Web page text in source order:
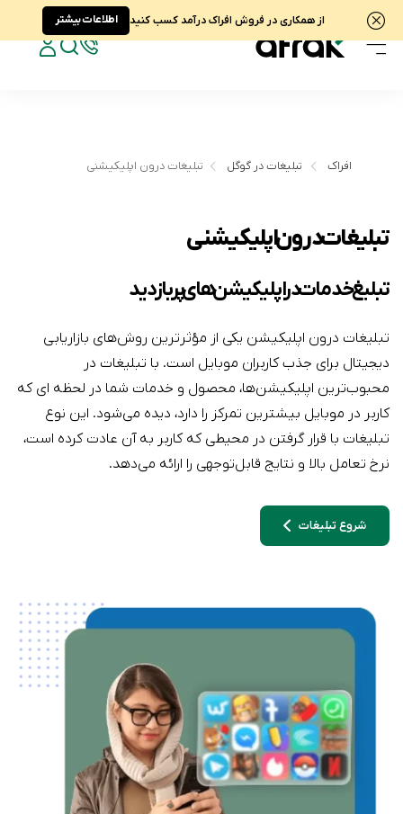
از همکاری در فروش افراک درآمد کسب کنید اطلاعات بیشتر
افراک تبلیغات در گوگل تبلیغات درون اپلیکیشنی
تبلیغات درون اپلیکیشنی
تبلیغ خدمات در اپلیکیشن های پربازدید
تبلیغات درون اپلیکیشن یکی از مؤثرترین روش‌های بازاریابی
دیجیتال برای جذب کاربران موبایل است. با تبلیغات در
محبوب‌ترین اپلیکیشن‌ها، محصول و خدمات شما در لحظه ای که
کاربر در موبایل بیشترین تمرکز را دارد، دیده می‌شود. این نوع
تبلیغات با قرار گرفتن در محیطی که کاربر به آن عادت کرده است،
نرخ تعامل بالا و نتایج قابل‌توجهی را ارائه می‌دهد.
شروع تبلیغات